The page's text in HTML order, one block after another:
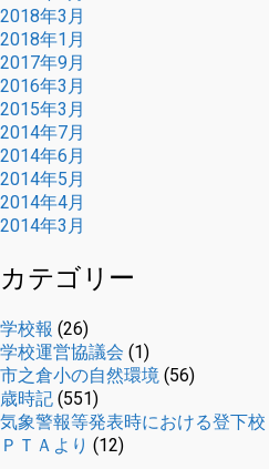
2018年3月
2018年1月
2017年9月
2016年3月
2015年3月
2014年7月
2014年6月
2014年5月
2014年4月
2014年3月
カテゴリー
学校報 (26)
学校運営協議会 (1)
市之倉小の自然環境 (56)
歳時記 (551)
気象警報等発表時における登下校
ＰＴＡより (12)